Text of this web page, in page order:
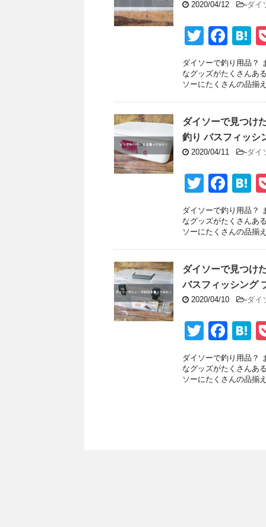
k
2020/04/12 -ダイ
T
wi
tt
er
F
a
c
e
b
o
o
k
H
e
n
a
ダイソーで釣り用品？
なグッズがたくさんあ
ソーにたくさんの品揃
ダイソーで見つけ
釣り バスフィッシ
2020/04/11 -ダイ
T
wi
tt
er
F
a
c
e
b
o
o
k
H
e
n
a
ダイソーで釣り用品？
なグッズがたくさんあ
ソーにたくさんの品揃
ダイソーで見つけ
バスフィッシング
2020/04/10 -ダイ
T
wi
tt
er
F
a
c
e
H
e
n
ダイソーで釣り用品？
なグッズがたくさんあ
ソーにたくさんの品揃